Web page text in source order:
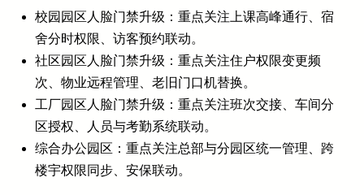
校园园区人脸门禁升级：重点关注上课高峰通行、宿
舍分时权限、访客预约联动。
社区园区人脸门禁升级：重点关注住户权限变更频
次、物业远程管理、老旧门口机替换。
工厂园区人脸门禁升级：重点关注班次交接、车间分
区授权、人员与考勤系统联动。
综合办公园区：重点关注总部与分园区统一管理、跨
楼宇权限同步、安保联动。